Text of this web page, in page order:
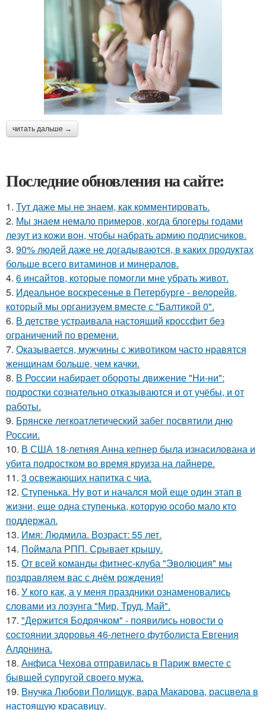
читать дальше →
Последние обновления на сайте:
1. Тут даже мы не знаем, как комментировать.
2. Мы знаем немало примеров, когда блогеры годами
лезут из кожи вон, чтобы набрать армию подписчиков.
3. 90% людей даже не догадываются, в каких продуктах
больше всего витаминов и минералов.
4. 6 инсайтов, которые помогли мне убрать живот.
5. Идеальное воскресенье в Петербурге - велорейв,
который мы организуем вместе с "Балтикой 0".
6. В детстве устраивала настоящий кроссфит без
ограничений по времени.
7. Оказывается, мужчины с животиком часто нравятся
женщинам больше, чем качки.
8. В России набирает обороты движение "Ни-ни":
подростки сознательно отказываются и от учёбы, и от
работы.
9. Брянске легкоатлетический забег посвятили дню
России.
10. В США 18-летняя Анна кепнер была изнасилована и
убита подростком во время круиза на лайнере.
11. 3 освежающих напитка с чиа.
12. Ступенька. Ну вот и начался мой еще один этап в
жизни, еще одна ступенька, которую особо мало кто
поддержал.
13. Имя: Людмила. Возраст: 55 лет.
14. Поймала РПП. Срывает крышу.
15. От всей команды фитнес-клуба "Эволюция" мы
поздравляем вас с днём рождения!
16. У кого как, а у меня праздники ознаменовались
словами из лозунга "Мир, Труд, Май".
17. "Держится Бодрячком" - появились новости о
состоянии здоровья 46-летнего футболиста Евгения
Алдонина.
18. Анфиса Чехова отправилась в Париж вместе с
бывшей супругой своего мужа.
19. Внучка Любови Полищук, вара Макарова, расцвела в
настоящую красавицу.